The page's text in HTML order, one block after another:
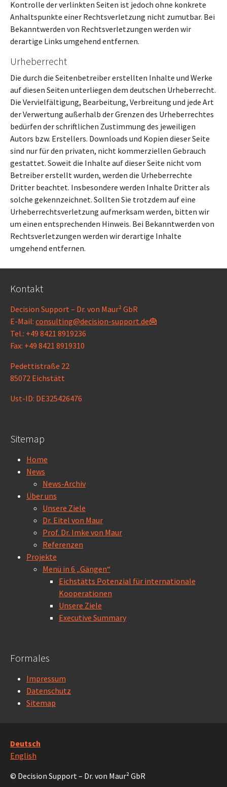
Kontrolle der verlinkten Seiten ist jedoch ohne konkrete
Anhaltspunkte einer Rechtsverletzung nicht zumutbar. Bei
Bekanntwerden von Rechtsverletzungen werden wir
derartige Links umgehend entfernen.
Urheberrecht
Die durch die Seitenbetreiber erstellten Inhalte und Werke
auf diesen Seiten unterliegen dem deutschen Urheberrecht.
Die Vervielfältigung, Bearbeitung, Verbreitung und jede Art
der Verwertung außerhalb der Grenzen des Urheberrechtes
bedürfen der schriftlichen Zustimmung des jeweiligen
Autors bzw. Erstellers. Downloads und Kopien dieser Seite
sind nur für den privaten, nicht kommerziellen Gebrauch
gestattet. Soweit die Inhalte auf dieser Seite nicht vom
Betreiber erstellt wurden, werden die Urheberrechte
Dritter beachtet. Insbesondere werden Inhalte Dritter als
solche gekennzeichnet. Sollten Sie trotzdem auf eine
Urheberrechtsverletzung aufmerksam werden, bitten wir
um einen entsprechenden Hinweis. Bei Bekanntwerden von
Rechtsverletzungen werden wir derartige Inhalte
umgehend entfernen.
Kontakt
Decision Support – Dr. von Maur² GbR
E-Mail: consulting@decision-support.de
Tel.: +49 8421 8919236
Fax: +49 8421 8919310
Pedettistraße 22
85072 Eichstätt
Ust-ID: DE325426476
Sitemap
Home
News
News-Archiv
Über uns
Unsere Ziele
Dr. Eitel von Maur
Prof. Dr. Imke von Maur
Referenzen
Projekte
Menü in 6 „Gängen“
Eichstätts Potenzial für internationale
Kooperationen
Unsere Ziele
Executive Summary
Formales
Impressum
Datenschutz
Sitemap
Deutsch
English
© Decision Support – Dr. von Maur² GbR